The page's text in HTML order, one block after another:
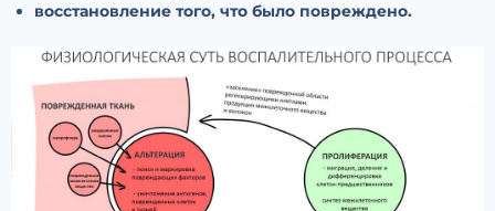
восстановление того, что было повреждено.